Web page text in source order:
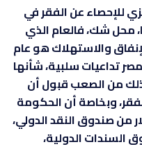
للإحصاء عن الفقر في
2020 وتراجعها، محل شك، فالعام الذي
والاستهلاك هو عام
تداعيات سلبية، شأنها
من الصعب قبول أن
وبخاصة أن الحكومة
8.5 مليار دولار من صندوق النقد الدولي،
سوق السندات الدولية،